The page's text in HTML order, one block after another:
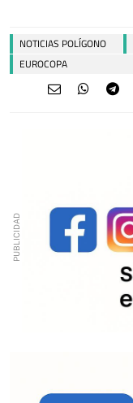
NOTICIAS POLÍGONO
EUROCOPA